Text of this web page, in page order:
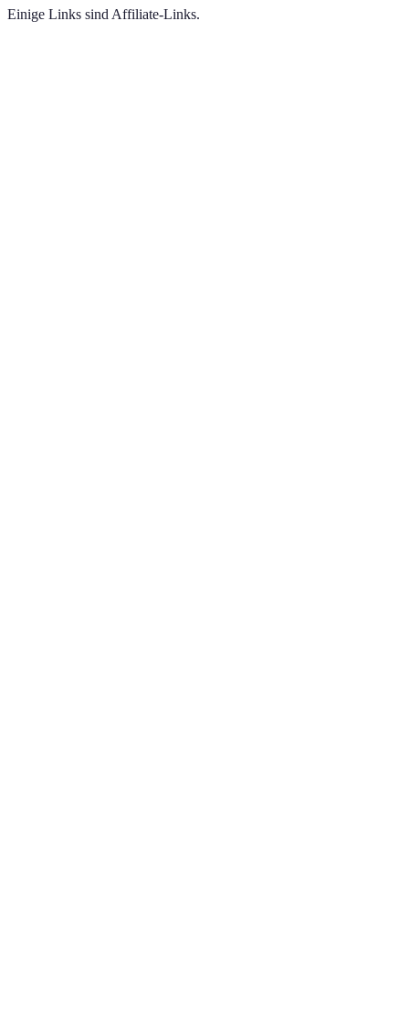
Einige Links sind Affiliate-Links.